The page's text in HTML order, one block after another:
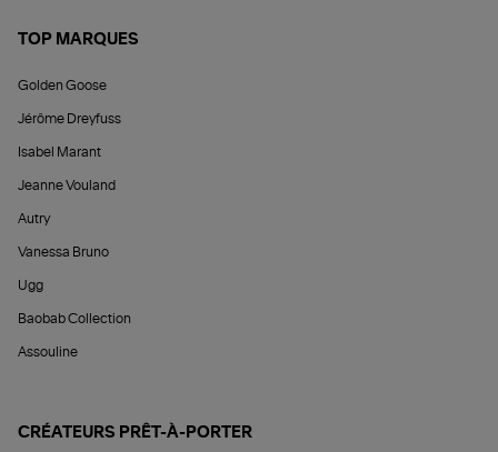
TOP MARQUES
Golden Goose
Jérôme Dreyfuss
Isabel Marant
Jeanne Vouland
Autry
Vanessa Bruno
Ugg
Baobab Collection
Assouline
CRÉATEURS PRÊT-À-PORTER